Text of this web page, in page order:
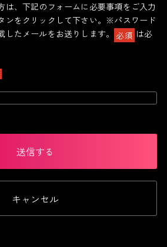
は、下記のフォームに必要事項をご入力
をクリックして下さい。 ※パスワード
たメールをお送りします。
必須 は必
キャンセル
送信する